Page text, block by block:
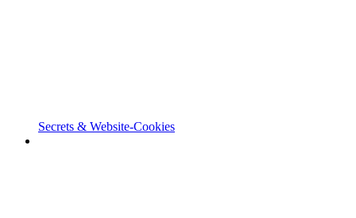
Secrets & Website-Cookies